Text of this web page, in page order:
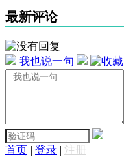
最新评论
我也说一句
首页 | 登录 | 注册